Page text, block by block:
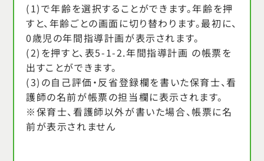
(1)で年齢を選択することができます。年齢を押
すと、年齢ごとの画面に切り替わります。最初に、
0歳児の年間指導計画が表示されます。
(2)を押すと、表5-1-2.年間指導計画 の帳票を
出すことができます。
(3)の自己評価・反省登録欄を書いた保育士、看
護師の名前が帳票の担当欄に表示されます。
※保育士、看護師以外が書いた場合、帳票に名
前が表示されません